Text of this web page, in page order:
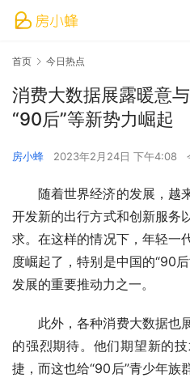
首页 今日热点
消费大数据展露暖意
“90后”等新势力崛起
房小蜂 2023年2月24日 下午4:08
随着世界经济的发展，越
开发新的出行方式和创新服务
求。在这样的情况下，年轻一
度崛起了，特别是中国的“90
发展的重要推动力之一。
此外，各种消费大数据也
的强烈期待。他们期望新的
捷，而这也给“90后”青少年族